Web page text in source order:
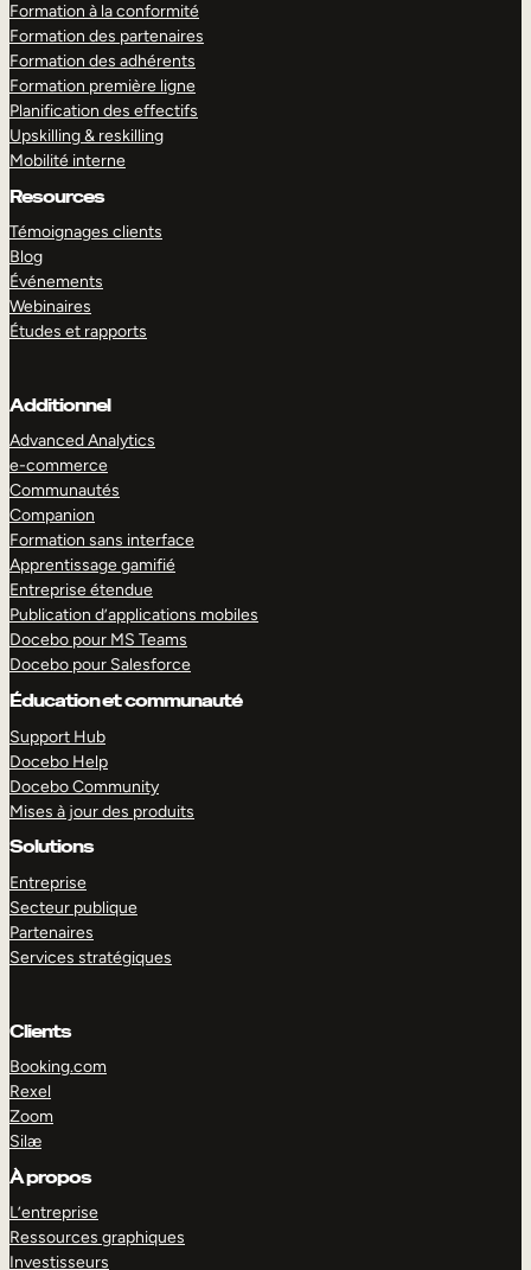
Formation à la conformité
Formation des partenaires
Formation des adhérents
Formation première ligne
Planification des effectifs
Upskilling & reskilling
Mobilité interne
Resources
Témoignages clients
Blog
Événements
Webinaires
Études et rapports
Additionnel
Advanced Analytics
e-commerce
Communautés
Companion
Formation sans interface
Apprentissage gamifié
Entreprise étendue
Publication d’applications mobiles
Docebo pour MS Teams
Docebo pour Salesforce
Éducation et communauté
Support Hub
Docebo Help
Docebo Community
Mises à jour des produits
Solutions
Entreprise
Secteur publique
Partenaires
Services stratégiques
Clients
Booking.com
Rexel
Zoom
Silæ
À propos
L’entreprise
Ressources graphiques
Investisseurs